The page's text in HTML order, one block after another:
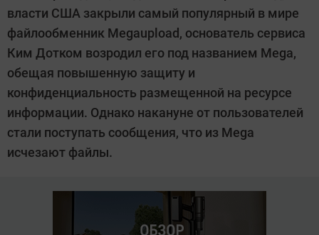
власти США закрыли самый популярный в мире
файлообменник Megaupload, основатель сервиса
Ким Дотком возродил его под названием Mega,
обещая повышенную защиту и
конфиденциальность размещенной на ресурсе
информации. Однако накануне от пользователей
стали поступать сообщения, что из Mega
исчезают файлы.